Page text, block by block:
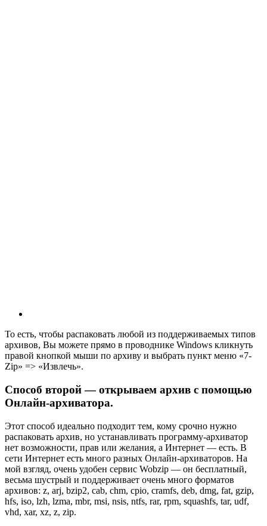
То есть, чтобы распаковать любой из поддерживаемых типов
архивов, Вы можете прямо в проводнике Windows кликнуть
правой кнопкой мыши по архиву и выбрать пункт меню «7-
Zip» => «Извлечь».
Способ второй — открываем архив с помощью
Онлайн-архиватора.
Этот способ идеально подходит тем, кому срочно нужно
распаковать архив, но устанавливать программу-архиватор
нет возможности, прав или желания, а Интернет — есть. В
сети Интернет есть много разных Онлайн-архиваторов. На
мой взгляд, очень удобен сервис Wobzip — он бесплатный,
весьма шустрый и поддерживает очень много форматов
архивов: z, arj, bzip2, cab, chm, cpio, cramfs, deb, dmg, fat, gzip,
hfs, iso, lzh, lzma, mbr, msi, nsis, ntfs, rar, rpm, squashfs, tar, udf,
vhd, xar, xz, z, zip.